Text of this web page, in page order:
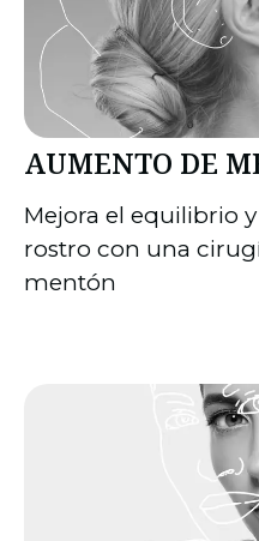
AUMENTO DE
Mejora el equilibrio
rostro con una
mentón